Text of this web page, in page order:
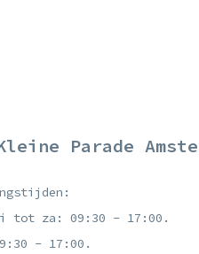
Parade
tot za: 09:30 - 17:00.
- 17:00.